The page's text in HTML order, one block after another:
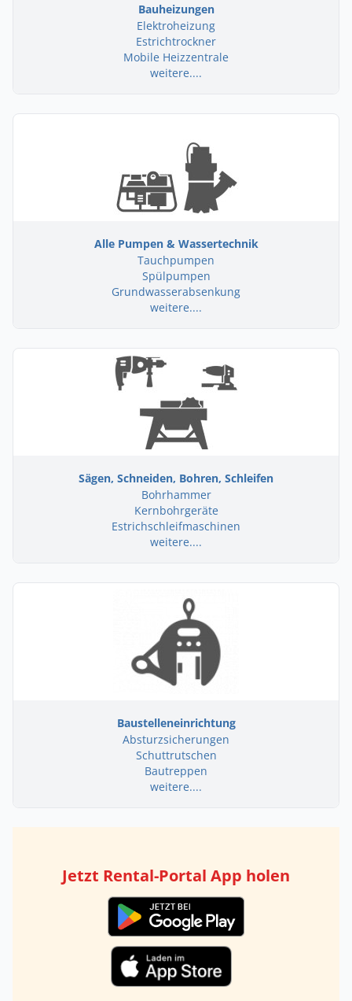
Bauheizungen
Elektroheizung
Estrichtrockner
Mobile Heizzentrale
weitere....
Alle Pumpen & Wassertechnik
Tauchpumpen
Spülpumpen
Grundwasserabsenkung
weitere....
Sägen, Schneiden, Bohren, Schleifen
Bohrhammer
Kernbohrgeräte
Estrichschleifmaschinen
weitere....
Baustelleneinrichtung
Absturzsicherungen
Schuttrutschen
Bautreppen
weitere....
Jetzt Rental-Portal App holen